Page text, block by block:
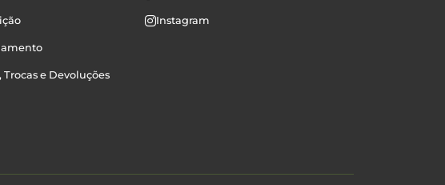
e Devoluções
Instagram